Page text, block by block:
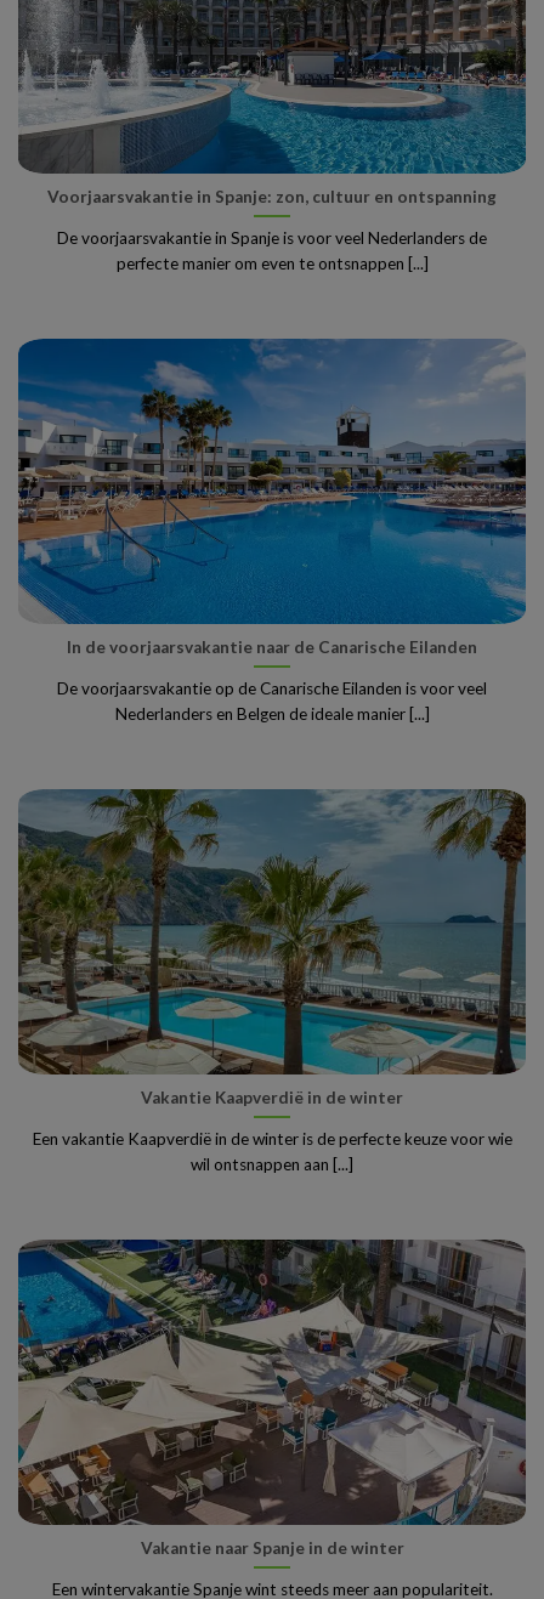
Voorjaarsvakantie in Spanje: zon, cultuur en ontspanning
De voorjaarsvakantie in Spanje is voor veel Nederlanders de
perfecte manier om even te ontsnappen [...]
In de voorjaarsvakantie naar de Canarische Eilanden
De voorjaarsvakantie op de Canarische Eilanden is voor veel
Nederlanders en Belgen de ideale manier [...]
Vakantie Kaapverdië in de winter
Een vakantie Kaapverdië in de winter is de perfecte keuze voor wie
wil ontsnappen aan [...]
Vakantie naar Spanje in de winter
Een wintervakantie Spanje wint steeds meer aan populariteit.